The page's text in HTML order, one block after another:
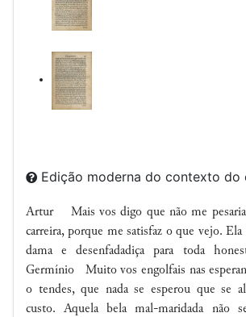
Edição moderna do contexto do
Artur Mais vos digo que não me pesaria
carreira, porque me satisfaz o que vejo. Ela
dama e desenfadadiça para toda
Germínio Muito vos engolfais nas
o tendes, que nada se esperou que se
custo. Aquela bela mal-maridada não